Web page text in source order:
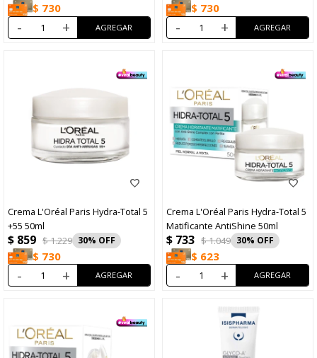
$ 730
- +
$ 730
- +
Crema L'Oréal Paris Hydra-Total 5
+55 50ml
$ 859 $1.229 30
$ 730
- +
Crema L'Oréal Paris Hydra-Total 5
Matificante AntiShine 50ml
$ 733 $1.049 30
$ 623
- +